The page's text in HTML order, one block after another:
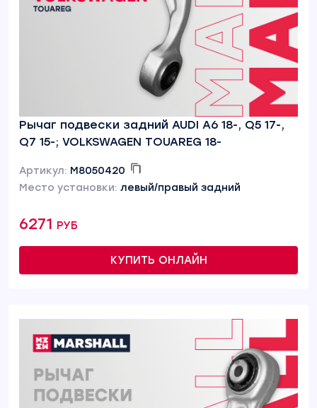
Рычаг подвески задний AUDI A6 18-, Q5 17-,
Q7 15-; VOLKSWAGEN TOUAREG 18-
Артикул: M8050420
Место установки: левый/правый задний
6271 руб
КУПИТЬ ОНЛАЙН